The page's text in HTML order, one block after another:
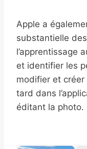
Apple a
substantielle
l’apprentissage
et identifier les
modifier et
tard dans
éditant la photo.